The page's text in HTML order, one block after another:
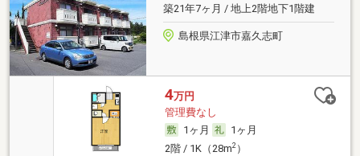
築21年7ヶ月 / 地上2階地下1階建
島根県江津市嘉久志町
4万円
管理費なし
1ヶ月
1ヶ月
2階 / 1K（28m2）